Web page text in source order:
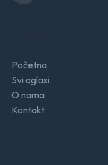
Početna
Svi oglasi
O nama
Kontakt